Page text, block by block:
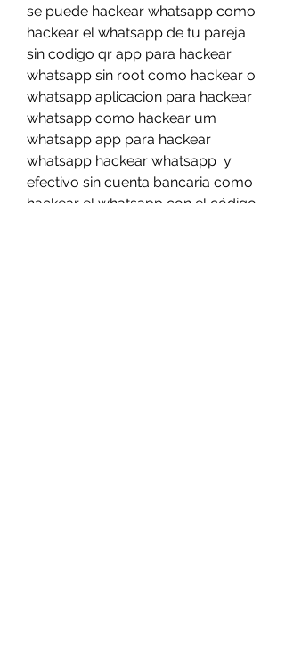
se puede hackear whatsapp como
hackear el whatsapp de tu pareja
sin codigo qr app para hackear
whatsapp sin root como hackear o
whatsapp aplicacion para hackear
whatsapp como hackear um
whatsapp app para hackear
whatsapp hackear whatsapp  y
efectivo sin cuenta bancaria como
hackear el whatsapp con el código